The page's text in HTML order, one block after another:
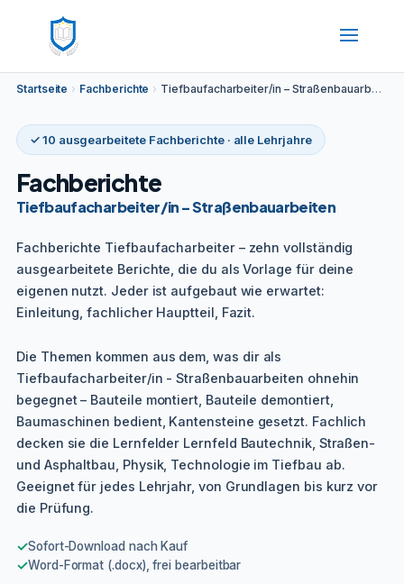
Startseite › Fachberichte › Tiefbaufacharbeiter/in – Straßenbauarbeiten
✓ 10 ausgearbeitete Fachberichte · alle Lehrjahre
Fachberichte
Tiefbaufacharbeiter/in – Straßenbauarbeiten
Fachberichte Tiefbaufacharbeiter – zehn vollständig
ausgearbeitete Berichte, die du als Vorlage für deine
eigenen nutzt. Jeder ist aufgebaut wie erwartet:
Einleitung, fachlicher Hauptteil, Fazit.
Die Themen kommen aus dem, was dir als
Tiefbaufacharbeiter/in - Straßenbauarbeiten ohnehin
begegnet – Bauteile montiert, Bauteile demontiert,
Baumaschinen bedient, Kantensteine gesetzt. Fachlich
decken sie die Lernfelder Lernfeld Bautechnik, Straßen-
und Asphaltbau, Physik, Technologie im Tiefbau ab.
Geeignet für jedes Lehrjahr, von Grundlagen bis kurz vor
die Prüfung.
✓Sofort-Download nach Kauf
✓Word-Format (.docx), frei bearbeitbar